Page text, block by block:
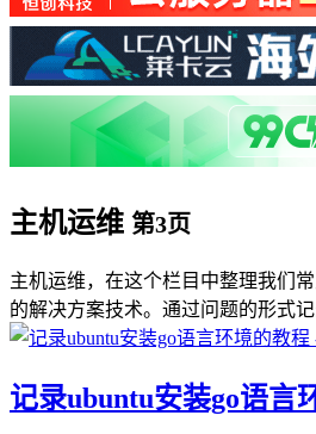
主机运维 第3页
主机运维，在这个栏目中整理我们
的解决方案技术。通过问题的形式记
记录ubuntu安装go语言